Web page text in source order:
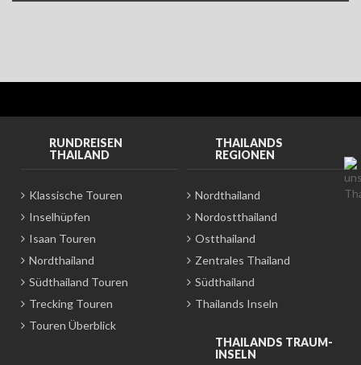
RUNDREISEN
THAILAND
Klassische Touren
Inselhüpfen
Isaan Touren
Nordthailand
Südthailand Touren
Trecking Touren
Touren Überblick
THAILANDS
REGIONEN
Nordthailand
Nordostthailand
Ostthailand
Zentrales Thailand
Südthailand
Thailands Inseln
THAILANDS TRAUM-
INSELN